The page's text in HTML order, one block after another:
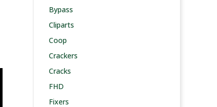
Bypass
Cliparts
Coop
Crackers
Cracks
FHD
Fixers